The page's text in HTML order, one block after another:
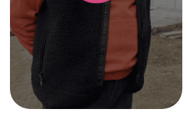
Почему для
малоэтажных домов
выбирают теплоблоки